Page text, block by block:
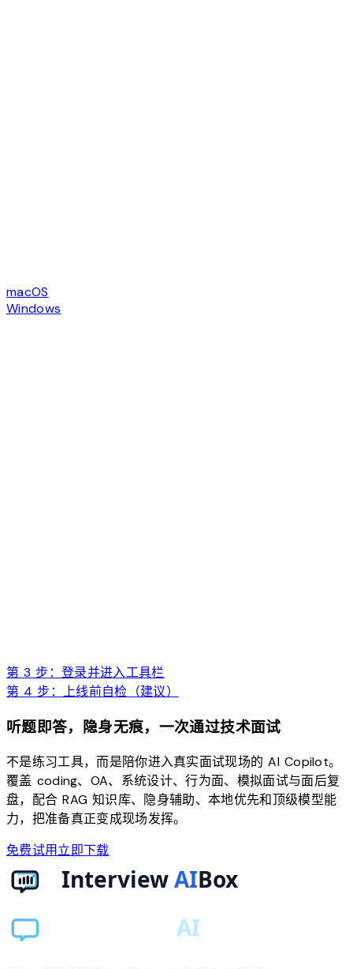
macOS
Windows
第 3 步：登录并进入工具栏
第 4 步：上线前自检（建议）
听题即答，隐身无痕，一次通过技术面试
不是练习工具，而是陪你进入真实面试现场的 AI Copilot。
覆盖 coding、OA、系统设计、行为面、模拟面试与面后复
盘，配合 RAG 知识库、隐身辅助、本地优先和顶级模型能
力，把准备真正变成现场发挥。
免费试用立即下载